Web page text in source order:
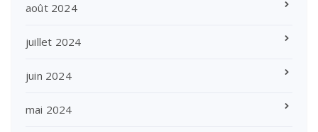
août 2024
juillet 2024
juin 2024
mai 2024